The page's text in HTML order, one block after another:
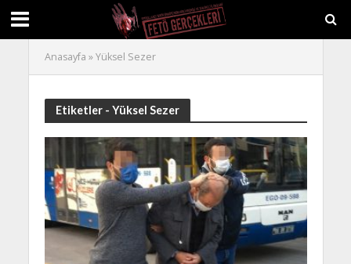
Anasayfa »Yüksel Sezer
Etiketler - Yüksel Sezer